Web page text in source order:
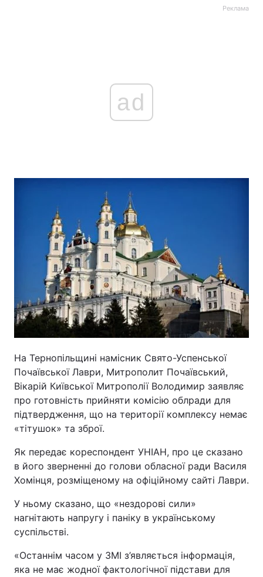
Реклама
ad
На Тернопільщині намісник Свято-Успенської
Почаївської Лаври, Митрополит Почаївський,
Вікарій Київської Митрополії Володимир заявляє
про готовність прийняти комісію облради для
підтвердження, що на території комплексу немає
«тітушок» та зброї.
Як передає кореспондент УНІАН, про це сказано
в його зверненні до голови обласної ради Василя
Хомінця, розміщеному на офіційному сайті Лаври.
У ньому сказано, що «нездорові сили»
нагнітають напругу і паніку в українському
суспільстві.
«Останнім часом у ЗМІ з’являється інформація,
яка не має жодної фактологічної підстави для